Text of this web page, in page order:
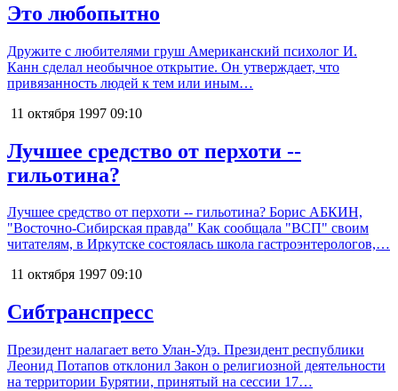
Это любопытно
Дружите с любителями груш Американский психолог И.
Канн сделал необычное открытие. Он утверждает, что
привязанность людей к тем или иным…
11 октября 1997 09:10
Лучшее средство от перхоти --
гильотина?
Лучшее средство от перхоти -- гильотина? Борис АБКИН,
"Восточно-Сибирская правда" Как сообщала "ВСП" своим
читателям, в Иркутске состоялась школа гастроэнтерологов,…
11 октября 1997 09:10
Сибтранспресс
Президент налагает вето Улан-Удэ. Президент республики
Леонид Потапов отклонил Закон о религиозной деятельности
на территории Бурятии, принятый на сессии 17…